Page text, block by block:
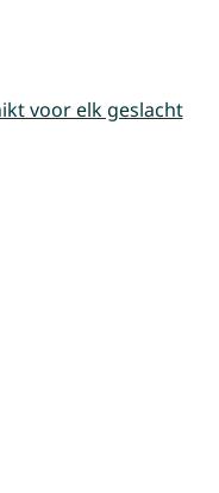
voor elk geslacht